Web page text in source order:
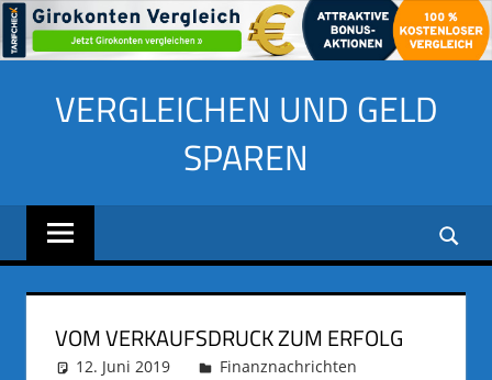
VERGLEICHEN UND GELD
SPAREN
VOM VERKAUFSDRUCK ZUM ERFOLG
12. Juni 2019 adminus
Finanznachrichten